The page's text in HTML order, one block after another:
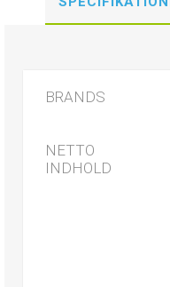
BRANDS
NETTO
INDHOLD